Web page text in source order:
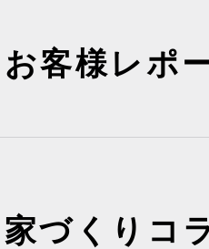
お客様レポ
家づくりコ